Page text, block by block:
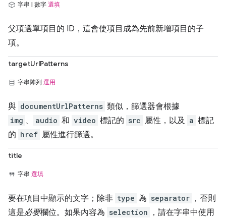
字串 | 數字 選填
父項選單項目的 ID，這會使項目成為先前新增項目的子
項。
targetUrlPatterns
字串陣列 選用
與 documentUrlPatterns 類似，篩選器會根據
img 、 audio 和 video 標記的 src 屬性，以及 a 標記
的 href 屬性進行篩選。
title
字串 選填
要在項目中顯示的文字；除非 type 為 separator ，否則
這是必要欄位。如果內容為 selection ，請在字串中使用